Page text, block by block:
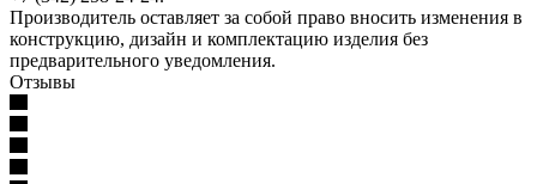
Производитель оставляет за собой право вносить изменения в
конструкцию, дизайн и комплектацию изделия без
предварительного уведомления.
Отзывы